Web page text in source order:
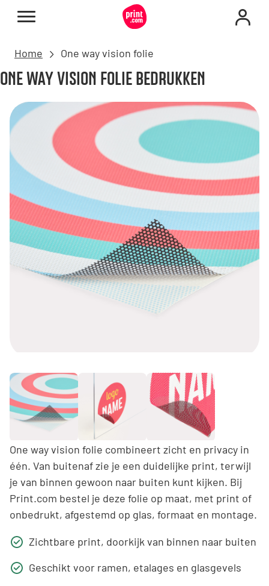
Home One way vision folie
ONE WAY VISION FOLIE BEDRUKKEN
One way vision folie combineert zicht en privacy in
één. Van buitenaf zie je een duidelijke print, terwijl
je van binnen gewoon naar buiten kunt kijken. Bij
Print.com bestel je deze folie op maat, met print of
onbedrukt, afgestemd op glas, formaat en montage.
Zichtbare print, doorkijk van binnen naar buiten
Geschikt voor ramen, etalages en glasgevels